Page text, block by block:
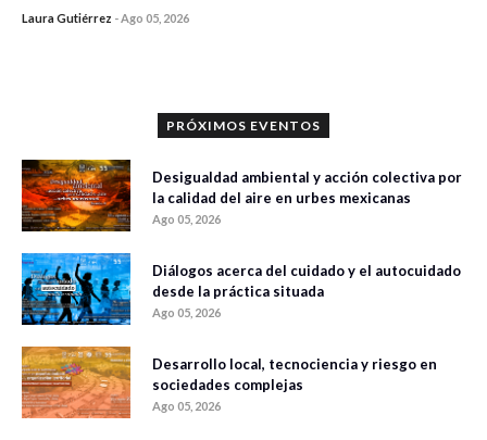
Laura Gutiérrez -Ago 05, 2026
PRÓXIMOS EVENTOS
Desigualdad ambiental y acción colectiva por
la calidad del aire en urbes mexicanas
Ago 05, 2026
Diálogos acerca del cuidado y el autocuidado
desde la práctica situada
Ago 05, 2026
Desarrollo local, tecnociencia y riesgo en
sociedades complejas
Ago 05, 2026